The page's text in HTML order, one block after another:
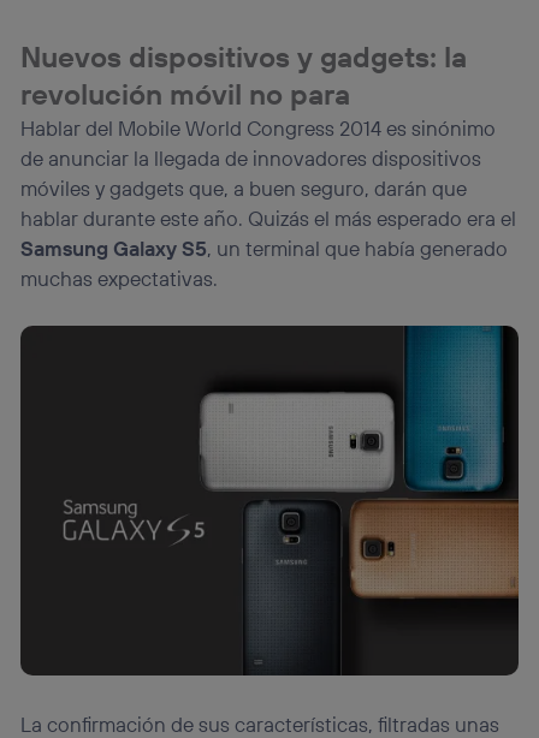
Nuevos dispositivos y gadgets: la
revolución móvil no para
Hablar del Mobile World Congress 2014 es sinónimo
de anunciar la llegada de innovadores dispositivos
móviles y gadgets que, a buen seguro, darán que
hablar durante este año. Quizás el más esperado era el
Samsung Galaxy S5, un terminal que había generado
muchas expectativas.
La confirmación de sus características, filtradas unas